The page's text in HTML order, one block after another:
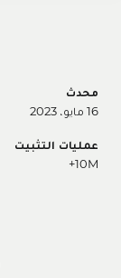
محدث
16 مايو، 2023
عمليات التثبيت
10M+